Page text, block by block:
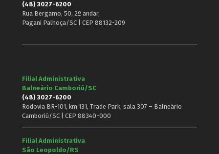
(48) 3027-6200
Rua Bergamo, 50, 2º andar,
Pagani Palhoça/SC | CEP 88132-209
Filial Administrativa
Balneário Camboriú/SC
(48) 3027-6200
Rodovia BR-101, km 131, Trade Park, sala 307 – Balneário
Camboriú/SC | CEP 88340-000
Filial Administrativa
São Leopoldo/RS